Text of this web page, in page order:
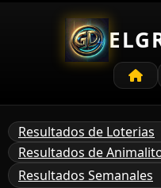
Resultados de Loterias
Resultados de
Resultados Semanales